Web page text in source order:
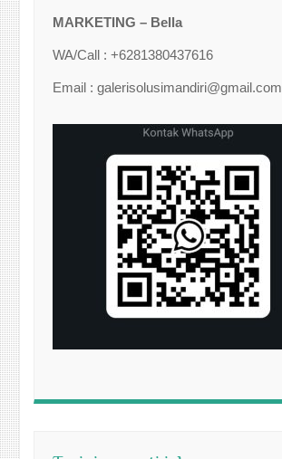
MARKETING – Bella
WA/Call : +6281380437616
Email : galerisolusimandiri@gmail.com